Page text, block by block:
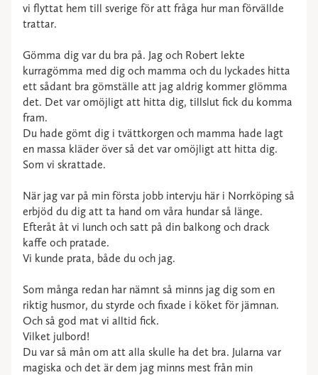
vi flyttat hem till sverige för att fråga hur man förvällde
trattar.
Gömma dig var du bra på. Jag och Robert lekte
kurragömma med dig och mamma och du lyckades hitta
ett sådant bra gömställe att jag aldrig kommer glömma
det. Det var omöjligt att hitta dig, tillslut fick du komma
fram.
Du hade gömt dig i tvättkorgen och mamma hade lagt
en massa kläder över så det var omöjligt att hitta dig.
Som vi skrattade.
När jag var på min första jobb intervju här i Norrköping så
erbjöd du dig att ta hand om våra hundar så länge.
Efteråt åt vi lunch och satt på din balkong och drack
kaffe och pratade.
Vi kunde prata, både du och jag.
Som många redan har nämnt så minns jag dig som en
riktig husmor, du styrde och fixade i köket för jämnan.
Och så god mat vi alltid fick.
Vilket julbord!
Du var så mån om att alla skulle ha det bra. Jularna var
magiska och det är dem jag minns mest från min